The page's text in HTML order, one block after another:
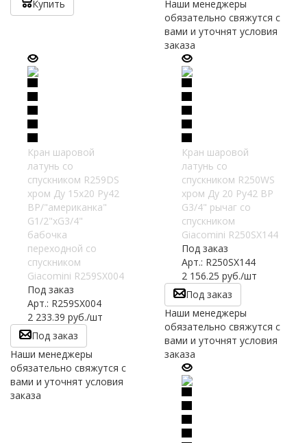
Купить
Наши менеджеры
обязательно свяжутся с
вами и уточнят условия
заказа
Кран шаровой
латунь со
спускником R259DS
хром Ду 15х20 Ру42
ВР/"американка"
G1/2"xG3/4"
бабочка
переходной со
спускником
Giacomini R259SX004
Под заказ
Арт.: R259SX004
2 233.39 руб./шт
Под заказ
Наши менеджеры
обязательно свяжутся с
вами и уточнят условия
заказа
Кран шаровой
латунь со
спускником R250WS
хром Ду 20 Ру42 ВР
G3/4" рычаг со
спускником
Giacomini R250SX144
Под заказ
Арт.: R250SX144
2 156.25 руб./шт
Под заказ
Наши менеджеры
обязательно свяжутся с
вами и уточнят условия
заказа